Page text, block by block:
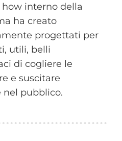
interno della
ha creato
progettati per
utili, belli
di cogliere le
e suscitare
pubblico.